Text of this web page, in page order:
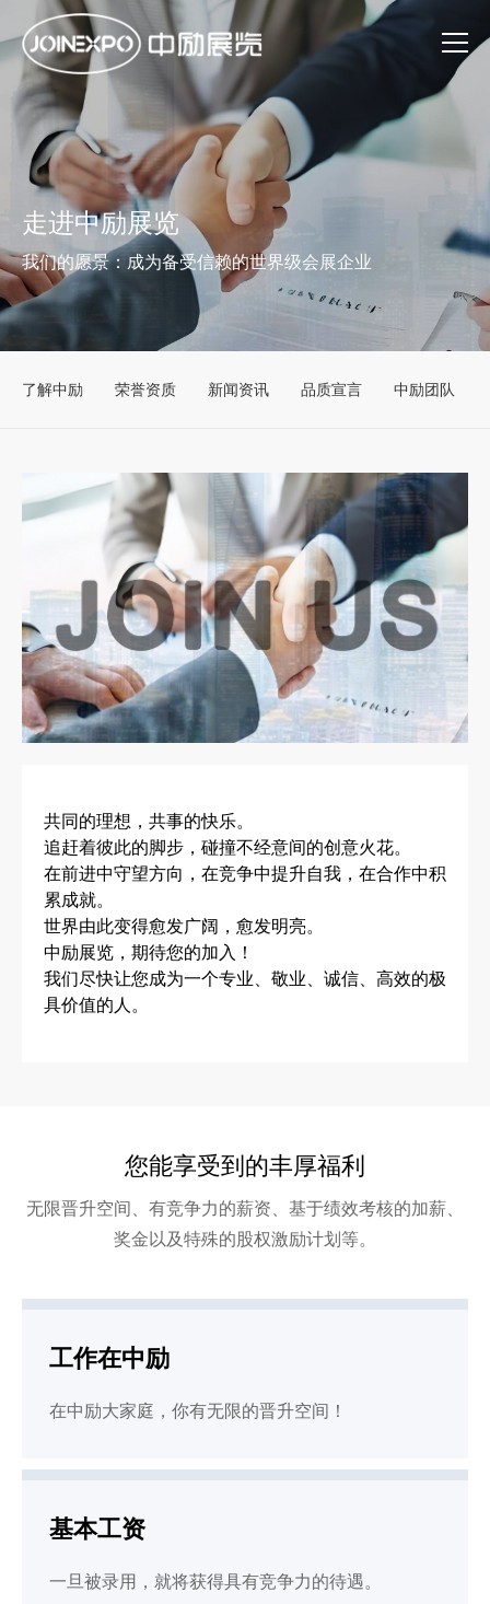
走进中励展览
我们的愿景：成为备受信赖的世界级会展企业
了解中励 荣誉资质 新闻资讯 品质宣言 中励团队
共同的理想，共事的快乐。
追赶着彼此的脚步，碰撞不经意间的创意火花。
在前进中守望方向，在竞争中提升自我，在合作中积
累成就。
世界由此变得愈发广阔，愈发明亮。
中励展览，期待您的加入！
我们尽快让您成为一个专业、敬业、诚信、高效的极
具价值的人。
您能享受到的丰厚福利
无限晋升空间、有竞争力的薪资、基于绩效考核的加薪、
奖金以及特殊的股权激励计划等。
工作在中励
在中励大家庭，你有无限的晋升空间！
基本工资
一旦被录用，就将获得具有竞争力的待遇。